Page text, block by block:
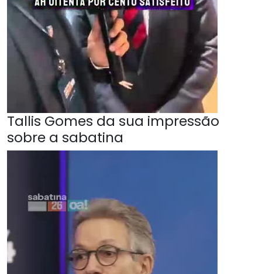
Tallis Gomes da sua impressão
sobre a sabatina